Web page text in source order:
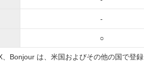
-
○
Bonjour は、米国およびその他の国で登録